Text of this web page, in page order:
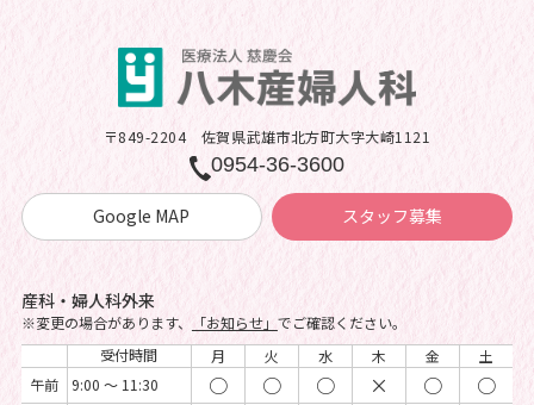
〒849-2204 佐賀県武雄市北方町大字大崎1121
0954-36-3600
Google MAP スタッフ募集
産科・婦人科外来
※変更の場合があります、 「お知らせ」 でご確認ください。
受付時間
月 火 水 木 金
土
午前
9:00 ～ 11:30 ○ ○ ○ × ○ ○